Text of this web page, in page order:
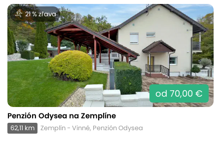
21 % zľava
od 70,00 €
Penzión Odysea na Zemplíne
62,11 km Zemplín - Vinné, Penzión Odysea